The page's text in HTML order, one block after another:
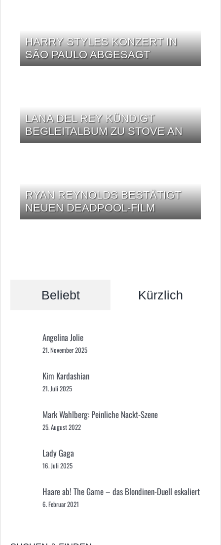
HARRY STYLES KONZERT IN
SÃO PAULO ABGESAGT
LANA DEL REY KÜNDIGT
BEGLEITALBUM ZU STOVE AN
RYAN REYNOLDS BESTÄTIGT
NEUEN DEADPOOL-FILM
Beliebt Kürzlich
Angelina Jolie
21. November 2025
Kim Kardashian
21. Juli 2025
Mark Wahlberg: Peinliche Nackt-Szene
25. August 2022
Lady Gaga
16. Juli 2025
Haare ab! The Game – das Blondinen-Duell eskaliert
6. Februar 2021